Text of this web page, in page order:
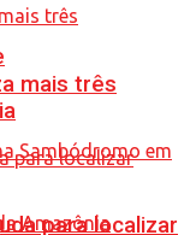
mais três
para localizar